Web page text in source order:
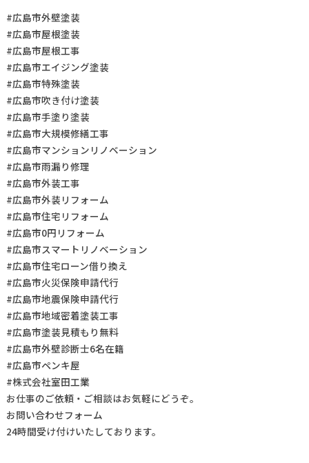
#広島市外壁塗装
#広島市屋根塗装
#広島市屋根工事
#広島市エイジング塗装
#広島市特殊塗装
#広島市吹き付け塗装
#広島市手塗り塗装
#広島市大規模修繕工事
#広島市マンションリノベーション
#広島市雨漏り修理
#広島市外装工事
#広島市外装リフォーム
#広島市住宅リフォーム
#広島市0円リフォーム
#広島市スマートリノベーション
#広島市住宅ローン借り換え
#広島市火災保険申請代行
#広島市地震保険申請代行
#広島市地域密着塗装工事
#広島市塗装見積もり無料
#広島市外壁診断士6名在籍
#広島市ペンキ屋
#株式会社室田工業
お仕事のご依頼・ご相談はお気軽にどうぞ。
お問い合わせフォーム
24時間受け付けいたしております。